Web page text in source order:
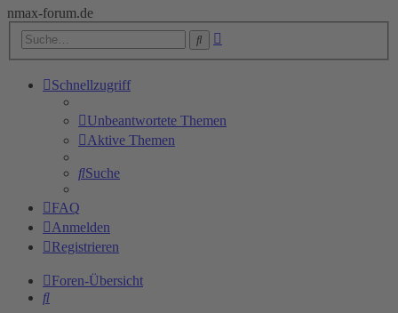
nmax-forum.de
Suche
Schnellzugriff
Unbeantwortete Themen
Aktive Themen
Suche
FAQ
Anmelden
Registrieren
Foren-Übersicht
Suche